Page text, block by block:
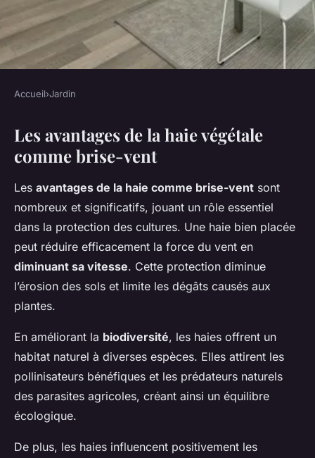
Utiliser la haie végétale
comme brise-vent
Clément•20 décembre 2024 •7 min de lecture
Accueil›Jardin
Les avantages de la haie végétale
comme brise-vent
Les avantages de la haie comme brise-vent sont
nombreux et significatifs, jouant un rôle essentiel
dans la protection des cultures. Une haie bien placée
peut réduire efficacement la force du vent en
diminuant sa vitesse. Cette protection diminue
l’érosion des sols et limite les dégâts causés aux
plantes.
En améliorant la biodiversité, les haies offrent un
habitat naturel à diverses espèces. Elles attirent les
pollinisateurs bénéfiques et les prédateurs naturels
des parasites agricoles, créant ainsi un équilibre
écologique.
De plus, les haies influencent positivement les